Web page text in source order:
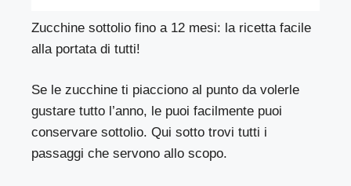
Zucchine sottolio fino a 12 mesi: la ricetta facile
alla portata di tutti!
Se le zucchine ti piacciono al punto da volerle
gustare tutto l’anno, le puoi facilmente puoi
conservare sottolio. Qui sotto trovi tutti i
passaggi che servono allo scopo.